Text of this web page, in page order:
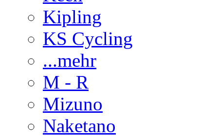
Kipling
KS Cycling
...mehr
M - R
Mizuno
Naketano